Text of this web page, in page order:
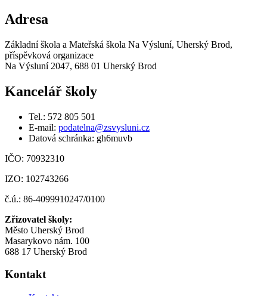
Adresa
Základní škola a Mateřská škola Na Výsluní, Uherský Brod,
příspěvková organizace
Na Výsluní 2047, 688 01 Uherský Brod
Kancelář školy
Tel.: 572 805 501
E-mail: podatelna@zsvysluni.cz
Datová schránka: gh6muvb
IČO: ​70932310
IZO: 102743266
č.ú.: 86-4099910247/0100
Zřizovatel školy: ​
Město Uherský Brod
Masarykovo nám. 100
688 17 Uherský Brod
Kontakt